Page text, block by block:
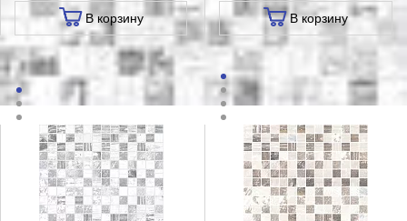
В корзину В корзину
Мозаика2